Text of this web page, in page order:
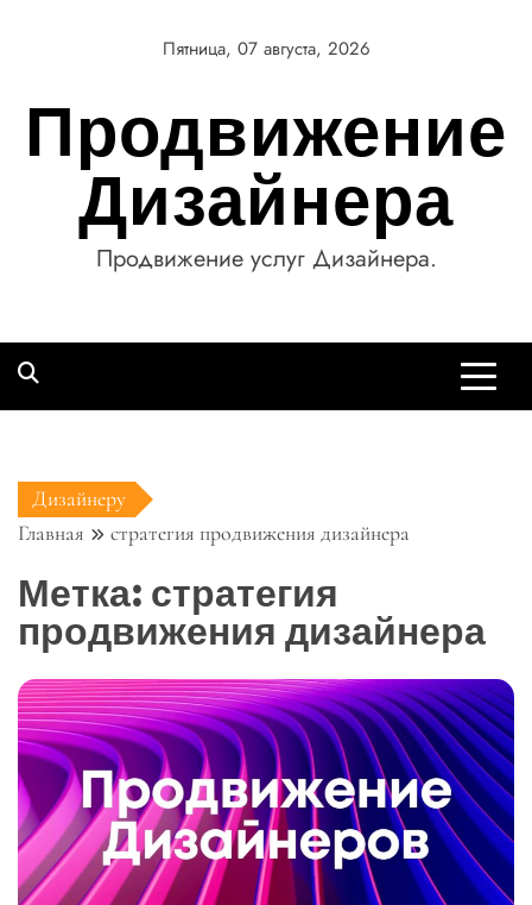
Пятница, 07 августа, 2026
Продвижение
Дизайнера
Продвижение услуг Дизайнера.
Дизайнеру
Главная
стратегия продвижения дизайнера
Метка: стратегия
продвижения дизайнера